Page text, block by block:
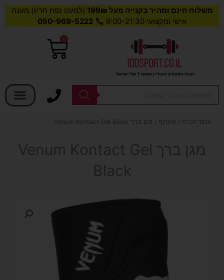
משלוח חינם ומהיר בקנייה מעל 199₪
(למעט נפח חריג) מענה
אישי ומקצועי 9:00-21:30
050-969-5222
חנות הספורט אונליין מספר 1 של ישראל
0
עגלת
Products
עמוד הבית / איגרוף / מגן ברך Venum Kontact Gel Black
מגן ברך Venum Kontact Gel
Black